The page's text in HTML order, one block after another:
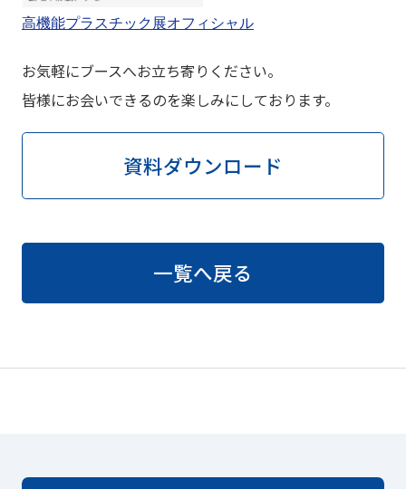
高機能プラスチック展オフィシャル
お気軽にブースへお立ち寄りください。
皆様にお会いできるのを楽しみにしております。
資料ダウンロード
一覧へ戻る